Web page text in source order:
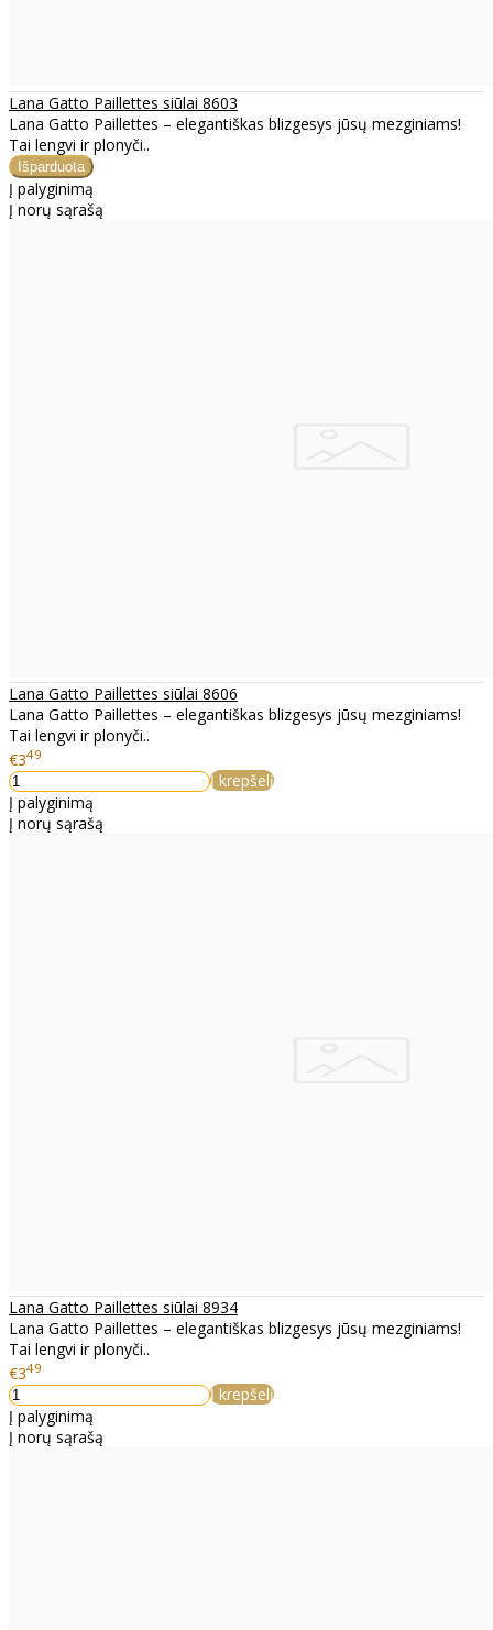
Lana Gatto Paillettes siūlai 8603
Lana Gatto Paillettes – elegantiškas blizgesys jūsų mezginiams!
Tai lengvi ir plonyči..
Į palyginimą
Į norų sąrašą
Lana Gatto Paillettes siūlai 8606
Lana Gatto Paillettes – elegantiškas blizgesys jūsų mezginiams!
Tai lengvi ir plonyči..
€349
Į krepšelį
Į palyginimą
Į norų sąrašą
Lana Gatto Paillettes siūlai 8934
Lana Gatto Paillettes – elegantiškas blizgesys jūsų mezginiams!
Tai lengvi ir plonyči..
€349
Į krepšelį
Į palyginimą
Į norų sąrašą